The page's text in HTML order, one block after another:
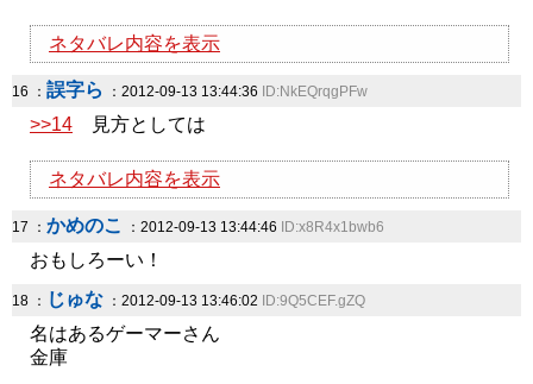
ネタバレ内容を表示
16 ： 誤字ら ：2012-09-13 13:44:36 ID:NkEQrqgPFw
>>14 見方としては
ネタバレ内容を表示
17 ： かめのこ ：2012-09-13 13:44:46 ID:x8R4x1bwb6
おもしろーい！
18 ： じゅな ：2012-09-13 13:46:02 ID:9Q5CEF.gZQ
名はあるゲーマーさん
金庫